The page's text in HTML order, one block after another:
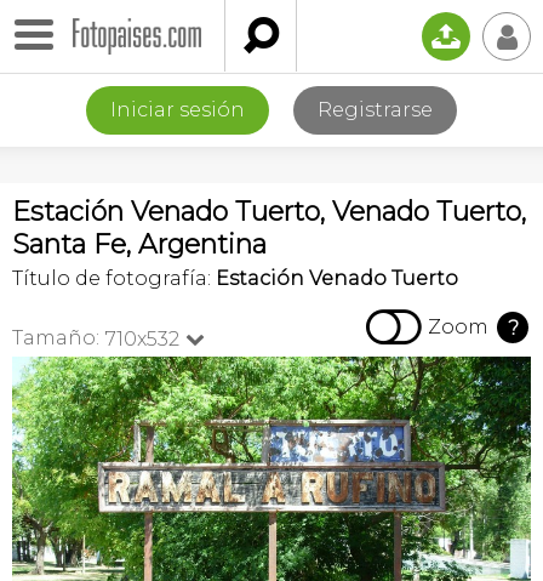
 📤 👤
Iniciar sesión Registrarse
Estación Venado Tuerto, Venado Tuerto,
Santa Fe, Argentina
Título de fotografía: Estación Venado Tuerto
Tamaño: 710x532   Zoom ?